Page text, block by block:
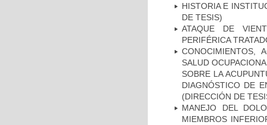
HISTORIA E
DE TESIS)
ATAQUE DE
PERIFÉRICA
CONOCIMIENTOS,
SALUD
SOBRE LA
DIAGNÓSTICO DE
(DIRECCIÓN DE
MANEJO DEL
MIEMBROS